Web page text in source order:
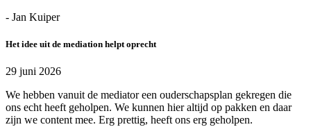
- Jan Kuiper
Het idee uit de mediation helpt oprecht
29 juni 2026
We hebben vanuit de mediator een ouderschapsplan gekregen die
ons echt heeft geholpen. We kunnen hier altijd op pakken en daar
zijn we content mee. Erg prettig, heeft ons erg geholpen.